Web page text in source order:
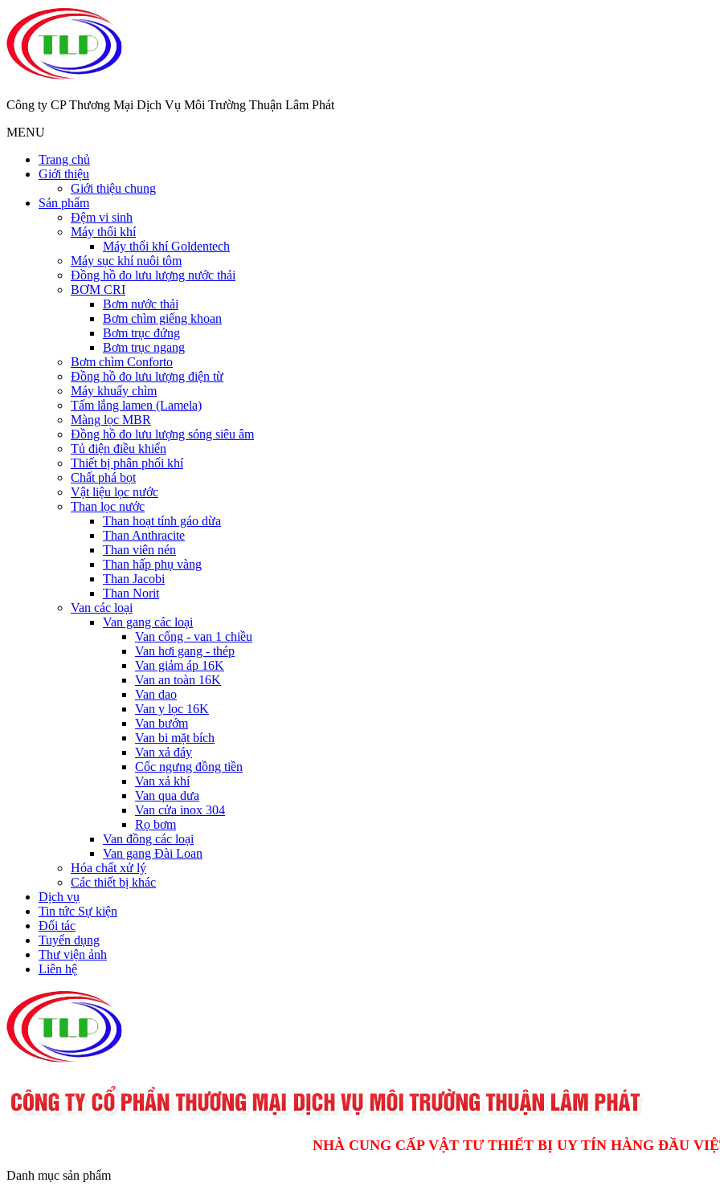
Công ty CP Thương Mại Dịch Vụ Môi Trường Thuận Lâm Phát
MENU
Trang chủ
Giới thiệu
Giới thiệu chung
Sản phẩm
Đệm vi sinh
Máy thổi khí
Máy thổi khí Goldentech
Máy sục khí nuôi tôm
Đồng hồ đo lưu lượng nước thải
BƠM CRI
Bơm nước thải
Bơm chìm giếng khoan
Bơm trục đứng
Bơm trục ngang
Bơm chìm Conforto
Đồng hồ đo lưu lượng điện từ
Máy khuấy chìm
Tấm lắng lamen (Lamela)
Màng lọc MBR
Đồng hồ đo lưu lượng sóng siêu âm
Tủ điện điều khiển
Thiết bị phân phối khí
Chất phá bọt
Vật liệu lọc nước
Than lọc nước
Than hoạt tính gáo dừa
Than Anthracite
Than viên nén
Than hấp phụ vàng
Than Jacobi
Than Norit
Van các loại
Van gang các loại
Van cổng - van 1 chiều
Van hơi gang - thép
Van giảm áp 16K
Van an toàn 16K
Van dao
Van y lọc 16K
Van bướm
Van bi mặt bích
Van xả đáy
Cốc ngưng đồng tiền
Van xả khí
Van qua dưa
Van cửa inox 304
Rọ bơm
Van đồng các loại
Van gang Đài Loan
Hóa chất xử lý
Các thiết bị khác
Dịch vụ
Tin tức Sự kiện
Đối tác
Tuyển dụng
Thư viện ảnh
Liên hệ
NHÀ CUNG CẤP VẬT TƯ THIẾT BỊ UY TÍN HÀNG ĐẦU
Danh mục sản phẩm